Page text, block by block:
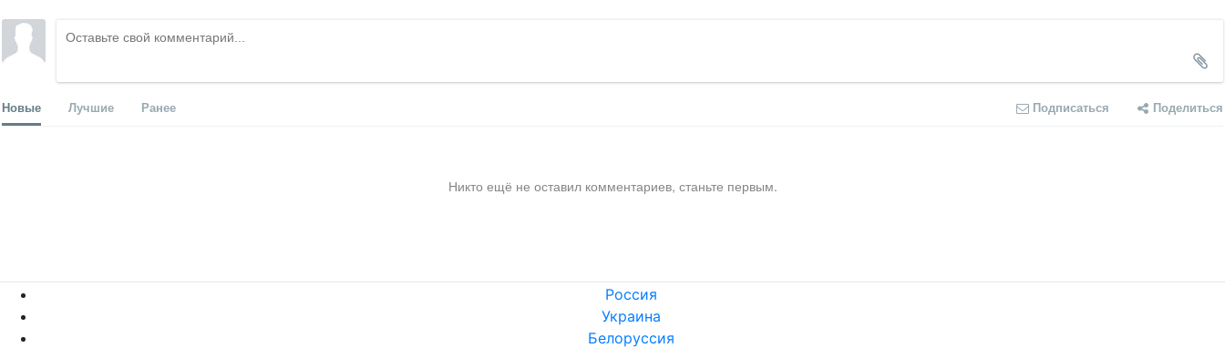
Новые Лучшие Ранее Подписаться Поделиться
Никто ещё не оставил комментариев, станьте первым.
Россия
Украина
Белоруссия